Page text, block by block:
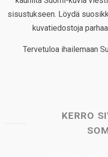
sisustukseen. Löydä
kuvatiedostoja
Tervetuloa ihailemaan
KERRO